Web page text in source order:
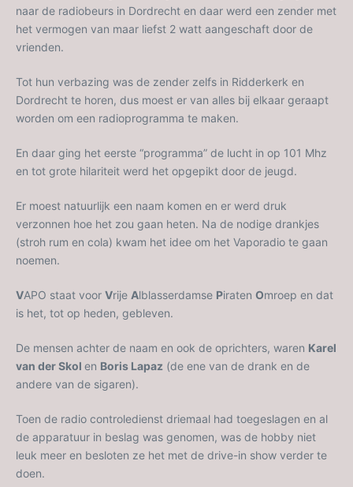
naar de radiobeurs in Dordrecht en daar werd een zender met
het vermogen van maar liefst 2 watt aangeschaft door de
vrienden.
Tot hun verbazing was de zender zelfs in Ridderkerk en
Dordrecht te horen, dus moest er van alles bij elkaar geraapt
worden om een radioprogramma te maken.
En daar ging het eerste “programma” de lucht in op 101 Mhz
en tot grote hilariteit werd het opgepikt door de jeugd.
Er moest natuurlijk een naam komen en er werd druk
verzonnen hoe het zou gaan heten. Na de nodige drankjes
(stroh rum en cola) kwam het idee om het Vaporadio te gaan
noemen.
VAPO staat voor Vrije Alblasserdamse Piraten Omroep en dat
is het, tot op heden, gebleven.
De mensen achter de naam en ook de oprichters, waren Karel
van der Skol en Boris Lapaz (de ene van de drank en de
andere van de sigaren).
Toen de radio controledienst driemaal had toegeslagen en al
de apparatuur in beslag was genomen, was de hobby niet
leuk meer en besloten ze het met de drive-in show verder te
doen.